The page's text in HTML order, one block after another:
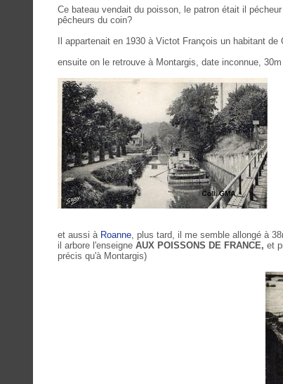
Ce bateau vendait du poisson, le patron était il
pêcheurs du coin?
Il appartenait en 1930 à Victot François un habitant de
ensuite on le retrouve à Montargis, date inconnue,
et aussi à Roanne, plus tard, il me semble allongé à
il arbore l'enseigne AUX POISSONS DE FRANCE, et
précis qu'à Montargis)